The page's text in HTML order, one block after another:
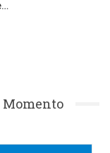
Momento